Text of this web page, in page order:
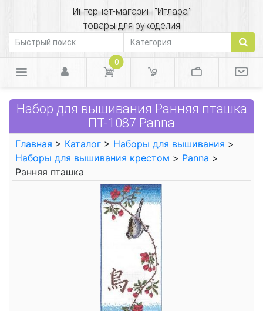
Интернет-магазин "Иглара"
товары для рукоделия
0
Набор для вышивания Ранняя пташка
ПТ-1087 Panna
Главная > Каталог > Наборы для вышивания >
Наборы для вышивания крестом > Panna >
Ранняя пташка